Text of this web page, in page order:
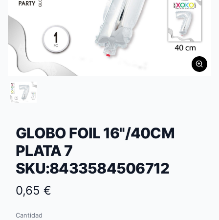
GLOBO FOIL 16"/40CM
PLATA 7
SKU:8433584506712
0,65 €
Cantidad